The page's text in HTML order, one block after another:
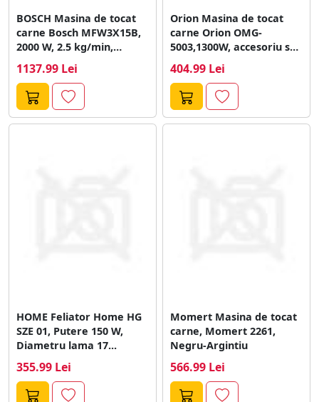
BOSCH Masina de tocat
carne Bosch MFW3X15B,
2000 W, 2.5 kg/min,
1137.99 Lei
Orion Masina de tocat
carne Orion OMG-
5003,1300W, accesoriu suc
404.99 Lei
HOME Feliator Home HG
SZE 01, Putere 150 W,
Diametru lama 17...
355.99 Lei
Momert Masina de tocat
carne, Momert 2261,
Negru-Argintiu
566.99 Lei